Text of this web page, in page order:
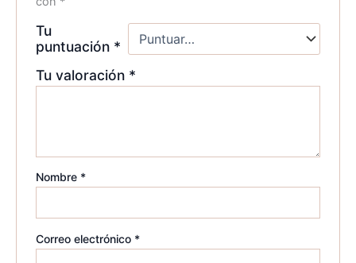
Tu
puntuación *
Tu valoración *
Nombre *
Correo electrónico *